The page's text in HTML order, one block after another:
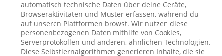
automatisch technische Daten über deine Geräte,
Browseraktivitäten und Muster erfassen, während du
auf unseren Plattformen browst. Wir nutzen diese
personenbezogenen Daten mithilfe von Cookies,
Serverprotokollen und anderen, ähnlichen Technologien.
Diese Selbstlernalgorithmen generieren Inhalte, die sie